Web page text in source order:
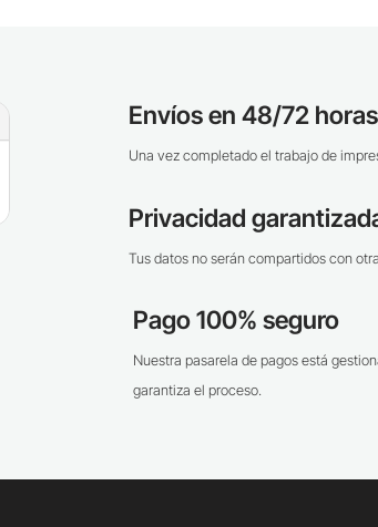
Envíos en 48/72
Una vez completado el trabajo de
Privacidad
Tus datos no serán compartidos con
Pago 100% seguro
Nuestra pasarela de pagos está
garantiza el proceso.